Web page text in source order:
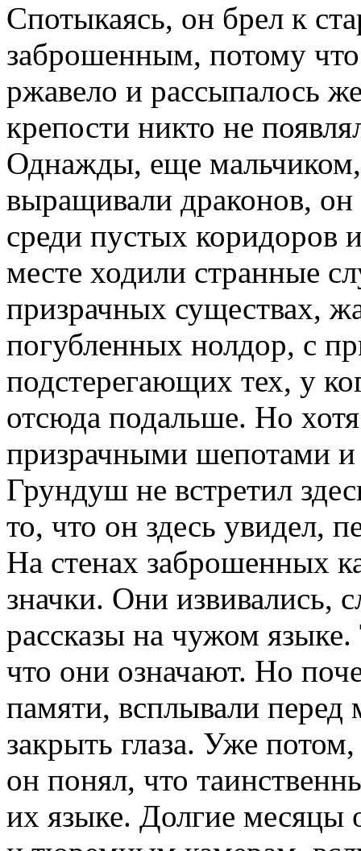
Спотыкаясь, он брел к
заброшенным, потому что
ржавело и рассыпалось
крепости никто не
Однажды, еще
выращивали драконов, он
среди пустых коридоров
месте ходили странные
призрачных существах,
погубленных нолдор, с
подстерегающих тех, у
отсюда подальше. Но
призрачными шепотами
Грундуш не встретил
то, что он здесь увидел,
На стенах заброшенных
значки. Они извивались,
рассказы на чужом языке.
что они означают. Но
памяти, всплывали
закрыть глаза. Уже
он понял, что
их языке. Долгие месяцы